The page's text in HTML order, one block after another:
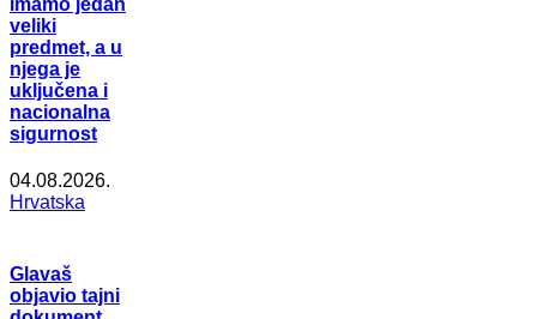
imamo jedan
veliki
predmet, a u
njega je
uključena i
nacionalna
sigurnost
04.08.2026.
Hrvatska
Glavaš
objavio tajni